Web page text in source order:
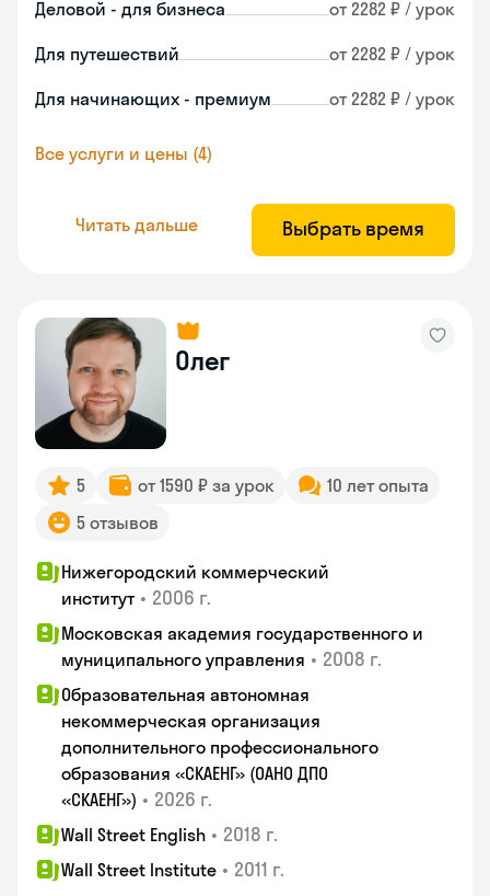
Деловой - для бизнеса от 2282 ₽ / урок
Для путешествий от 2282 ₽ / урок
Для начинающих - премиум от 2282 ₽ / урок
Все услуги и цены (4)
Читать дальше Выбрать время
Олег
5 от 1590 ₽ за урок
10 лет опыта
5 отзывов
Нижегородский коммерческий
институт • 2006 г.
Московская академия государственного и
муниципального управления • 2008 г.
Образовательная автономная
некоммерческая организация
дополнительного профессионального
образования «СКАЕНГ» (ОАНО ДПО
«СКАЕНГ») • 2026 г.
Wall Street English • 2018 г.
Wall Street Institute • 2011 г.